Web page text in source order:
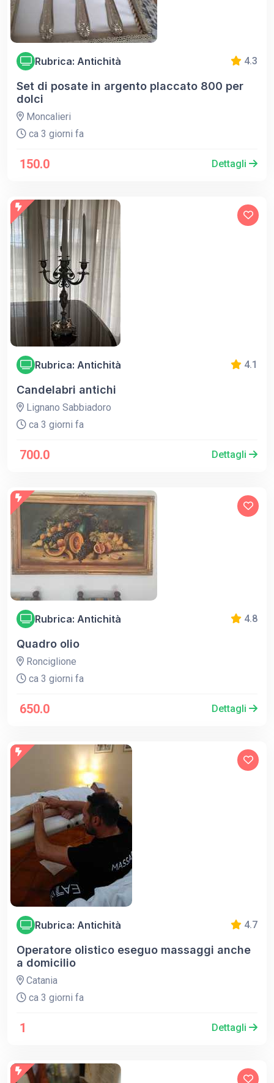
Rubrica: Antichità 4.3
Set di posate in argento placcato 800 per
dolci
Moncalieri
ca 3 giorni fa
150.0 Dettagli
Rubrica: Antichità 4.1
Candelabri antichi
Lignano Sabbiadoro
ca 3 giorni fa
700.0 Dettagli
Rubrica: Antichità 4.8
Quadro olio
Ronciglione
ca 3 giorni fa
650.0 Dettagli
Rubrica: Antichità 4.7
Operatore olistico eseguo massaggi anche
a domicilio
Catania
ca 3 giorni fa
1 Dettagli